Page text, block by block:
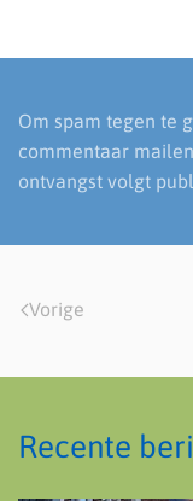
Om spam tegen te
commentaar
ontvangst volgt
Vorige
Recente